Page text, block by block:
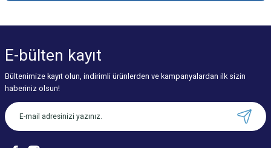
Görüş ve önerileriniz için teşekkür ederiz.
Ürün resmi kalitesiz, bozuk veya görüntülenemiyor.
Ürün açıklamasında eksik bilgiler bulunuyor.
Ürün bilgilerinde hatalar bulunuyor.
E-bülten kayıt
Bültenimize kayıt olun, indirimli ürünlerden ve kampanyalardan ilk sizin
haberiniz olsun!